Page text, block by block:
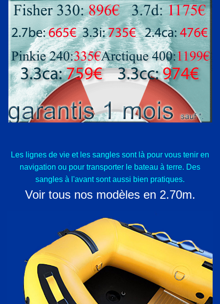
Les lignes de vie et les sangles sont là pour vous tenir en
navigation ou pour transporter le bateau à terre. Des
sangles à l'avant sont aussi bien pratiques.
Voir tous nos modèles en 2.70m.